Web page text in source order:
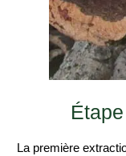
La première